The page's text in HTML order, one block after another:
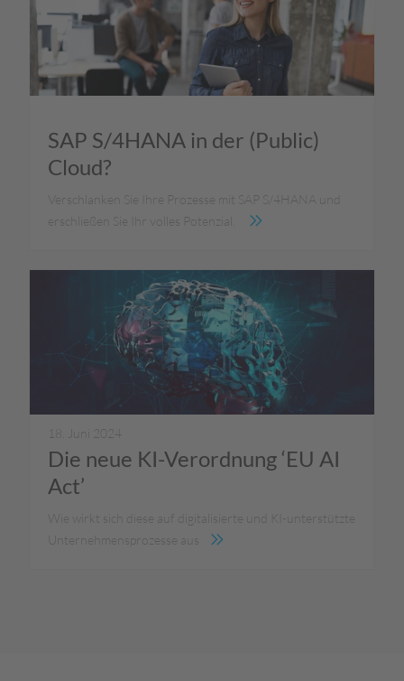
SAP S/4HANA in der (Public)
Cloud?
Verschlanken Sie Ihre Prozesse mit SAP S/4HANA und
erschließen Sie Ihr volles Potenzial.
18. Juni 2024
Die neue KI-Verordnung ‘EU AI
Act’
Wie wirkt sich diese auf digitalisierte und KI-unterstützte
Unternehmensprozesse aus